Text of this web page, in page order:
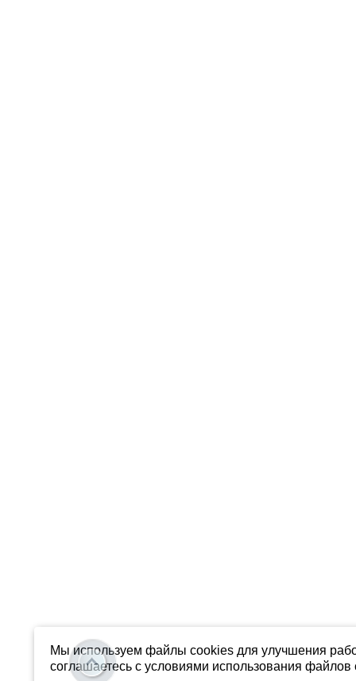
Мы используем файлы cookies для улучшения
соглашаетесь с условиями использования файлов